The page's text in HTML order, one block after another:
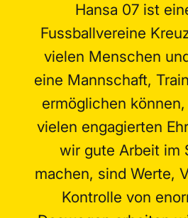
Hansa 07 ist
Fussballvereine
vielen Menschen
eine Mannschaft,
ermöglichen
vielen engagierten
wir gute Arbeit im
machen, sind Werte,
Kontrolle von